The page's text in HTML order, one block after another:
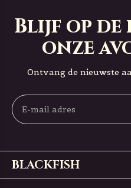
Blijf op de
onze
Ontvang de nieuwste
BLACKFISH